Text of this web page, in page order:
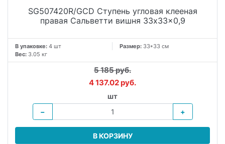
SG507420R/GCD Ступень угловая клееная
правая Сальветти вишня 33x33x0,9
В упаковке: 4 шт Размер: 33*33 см
Вес: 3.05 кг
5 185 руб.
4 137.02 руб.
шт
−
+
В КОРЗИНУ